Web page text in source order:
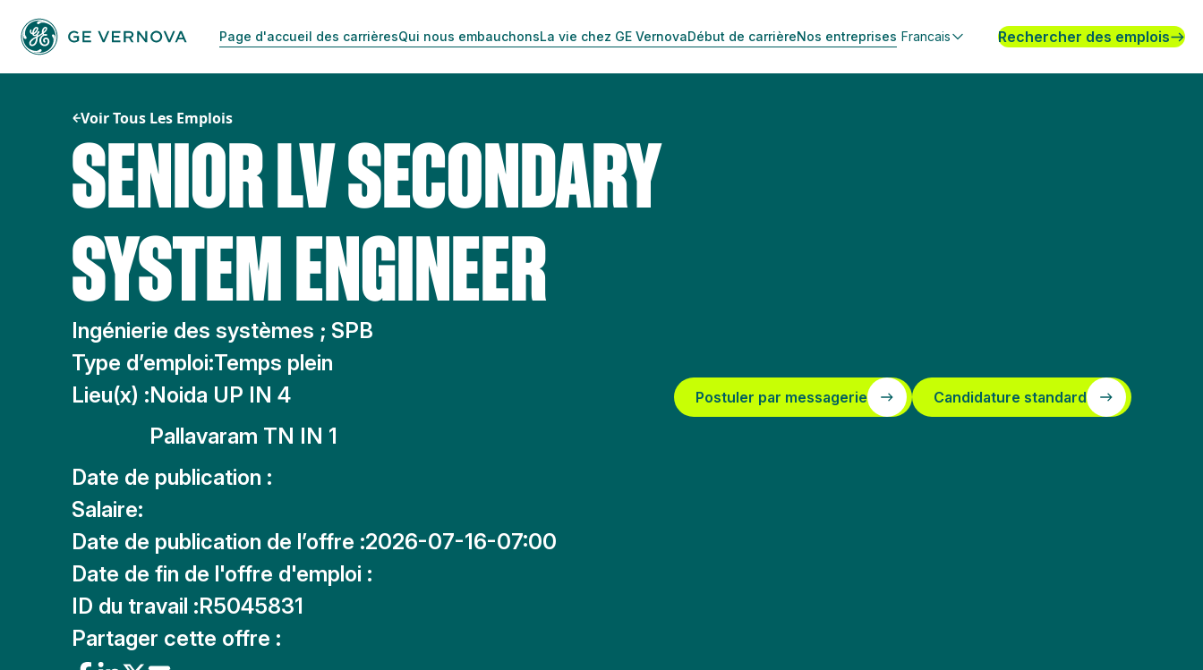
contenu
Page d'accueil des carrièresQui nous embauchonsLa vie chez GE VernovaDébut de carrièreNos entreprises Francais Rechercher des emplois
Voir Tous Les Emplois
SENIOR LV SECONDARY
SYSTEM ENGINEER
Ingénierie des systèmes ; SPB
Type d’emploi:Temps plein
Lieu(x) :Noida UP IN 4
Pallavaram TN IN 1
Date de publication :
Salaire:
Date de publication de l’offre :2026-07-16-07:00
Date de fin de l'offre d'emploi :
ID du travail :R5045831
Partager cette offre :
Postuler par messagerie Candidature standard